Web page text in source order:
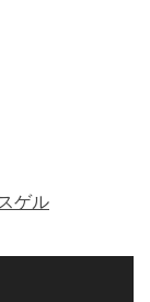
ゲル